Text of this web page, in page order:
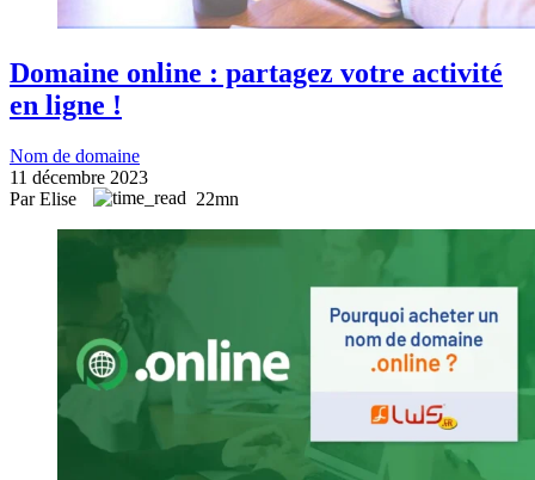
Domaine online : partagez votre activité
en ligne !
Nom de domaine
11 décembre 2023
Par Elise
22mn